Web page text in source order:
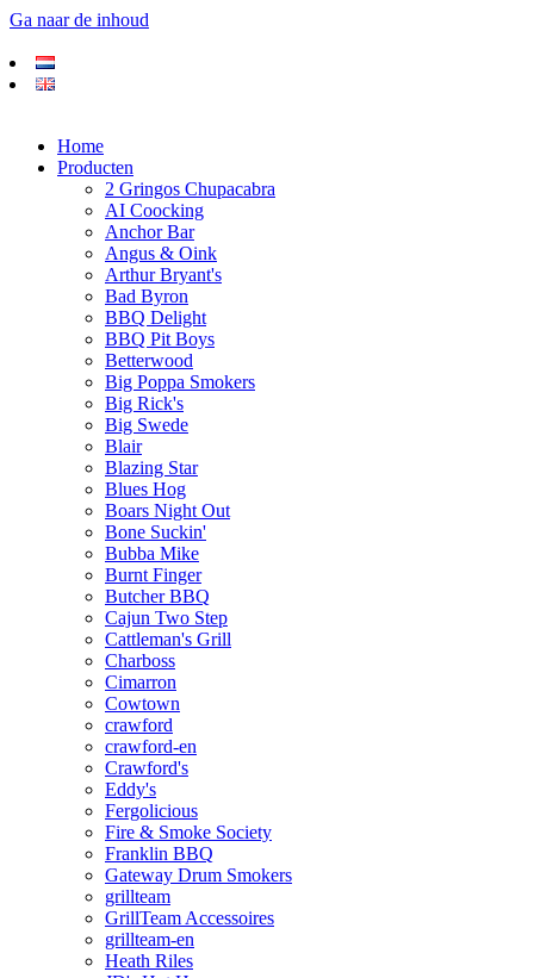
Ga naar de inhoud
Home
Producten
2 Gringos Chupacabra
AI Coocking
Anchor Bar
Angus & Oink
Arthur Bryant's
Bad Byron
BBQ Delight
BBQ Pit Boys
Betterwood
Big Poppa Smokers
Big Rick's
Big Swede
Blair
Blazing Star
Blues Hog
Boars Night Out
Bone Suckin'
Bubba Mike
Burnt Finger
Butcher BBQ
Cajun Two Step
Cattleman's Grill
Charboss
Cimarron
Cowtown
crawford
crawford-en
Crawford's
Eddy's
Fergolicious
Fire & Smoke Society
Franklin BBQ
Gateway Drum Smokers
grillteam
GrillTeam Accessoires
grillteam-en
Heath Riles